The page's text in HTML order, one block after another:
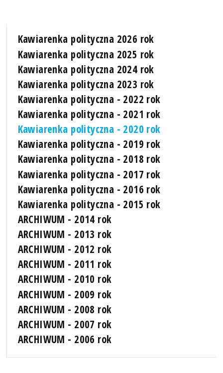
Kawiarenka polityczna 2026 rok
Kawiarenka polityczna 2025 rok
Kawiarenka polityczna 2024 rok
Kawiarenka polityczna 2023 rok
Kawiarenka polityczna - 2022 rok
Kawiarenka polityczna - 2021 rok
Kawiarenka polityczna - 2020 rok
Kawiarenka polityczna - 2019 rok
Kawiarenka polityczna - 2018 rok
Kawiarenka polityczna - 2017 rok
Kawiarenka polityczna - 2016 rok
Kawiarenka polityczna - 2015 rok
ARCHIWUM - 2014 rok
ARCHIWUM - 2013 rok
ARCHIWUM - 2012 rok
ARCHIWUM - 2011 rok
ARCHIWUM - 2010 rok
ARCHIWUM - 2009 rok
ARCHIWUM - 2008 rok
ARCHIWUM - 2007 rok
ARCHIWUM - 2006 rok